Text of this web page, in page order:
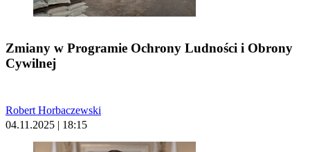
Zmiany w Programie Ochrony Ludności i Obrony
Cywilnej
Robert Horbaczewski
04.11.2025 | 18:15